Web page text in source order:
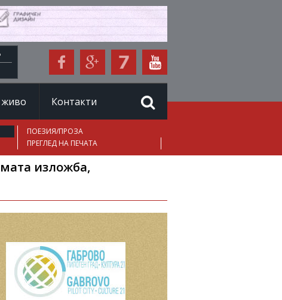
Контакти
ПОЕЗИЯ/ПРОЗА
ПРЕГЛЕД НА ПЕЧАТА
изложба,